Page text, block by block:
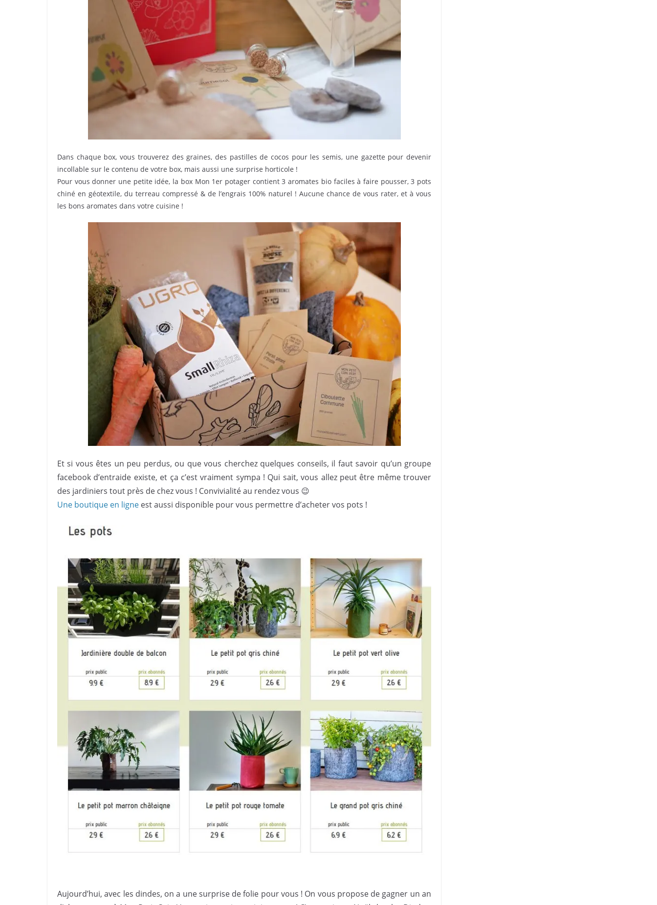
Dans chaque box, vous trouverez des graines, des pastilles de cocos pour les semis, une gazette pour devenir
incollable sur le contenu de votre box, mais aussi une surprise horticole !
Pour vous donner une petite idée, la box Mon 1er potager contient 3 aromates bio faciles à faire pousser, 3 pots
chiné en géotextile, du terreau compressé & de l’engrais 100% naturel ! Aucune chance de vous rater, et à vous
les bons aromates dans votre cuisine !
Et si vous êtes un peu perdus, ou que vous cherchez quelques conseils, il faut savoir qu’un groupe
facebook d’entraide existe, et ça c’est vraiment sympa ! Qui sait, vous allez peut être même trouver
des jardiniers tout près de chez vous ! Convivialité au rendez vous 😉
Une boutique en ligne est aussi disponible pour vous permettre d’acheter vos pots !
Aujourd’hui, avec les dindes, on a une surprise de folie pour vous ! On vous propose de gagner un an